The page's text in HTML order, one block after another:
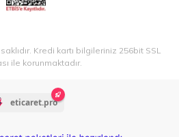
Kredi kartı bilgileriniz 256bit SSL
ile korunmaktadır.
eticaret.pro